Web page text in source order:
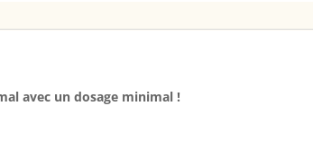
avec un dosage minimal !